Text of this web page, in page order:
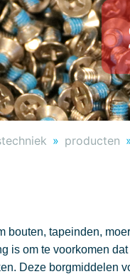
producten
bouten, tapeinden,
is om te voorkomen dat
Deze borgmiddelen